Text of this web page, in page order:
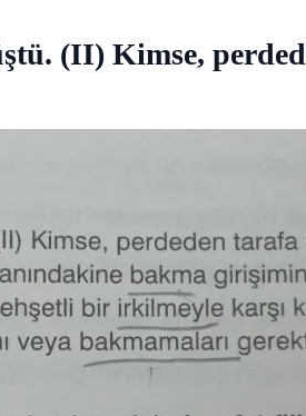
(II) Kimse,